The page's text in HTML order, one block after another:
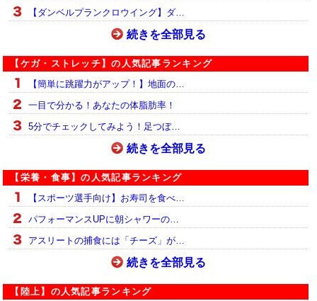
【ダンベルプランクロウイング】ダ…
続きを全部見る
【ケガ・ストレッチ】の人気記事ランキング
【簡単に跳躍力がアップ！】地面の…
一目で分かる！あなたの体脂肪率！
5分でチェックしてみよう！足つぼ…
続きを全部見る
【栄養・食事】の人気記事ランキング
【スポーツ選手向け】お寿司を食べ…
パフォーマンスUPに朝シャワーの…
アスリートの捕食には「チーズ」が…
続きを全部見る
【陸上】の人気記事ランキング